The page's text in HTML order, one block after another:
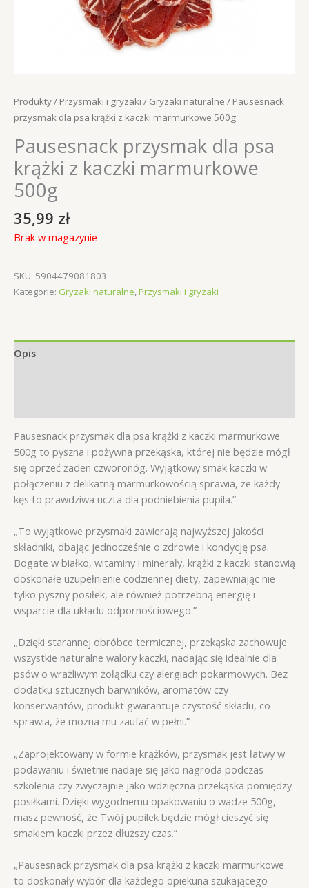
Produkty/ Przysmaki i gryzaki / Gryzaki naturalne / Pausesnack
przysmak dla psa krążki z kaczki marmurkowe 500g
Pausesnack przysmak dla psa
krążki z kaczki marmurkowe
500g
35,99 zł
Brak w magazynie
SKU: 5904479081803
Kategorie: Gryzaki naturalne,Przysmaki i gryzaki
Opis
Pausesnack przysmak dla psa krążki z kaczki marmurkowe
500g to pyszna i pożywna przekąska, której nie będzie mógł
się oprzeć żaden czworonóg. Wyjątkowy smak kaczki w
połączeniu z delikatną marmurkowością sprawia, że każdy
kęs to prawdziwa uczta dla podniebienia pupila.”
„To wyjątkowe przysmaki zawierają najwyższej jakości
składniki, dbając jednocześnie o zdrowie i kondycję psa.
Bogate w białko, witaminy i minerały, krążki z kaczki stanowią
doskonałe uzupełnienie codziennej diety, zapewniając nie
tylko pyszny posiłek, ale również potrzebną energię i
wsparcie dla układu odpornościowego.”
„Dzięki starannej obróbce termicznej, przekąska zachowuje
wszystkie naturalne walory kaczki, nadając się idealnie dla
psów o wrażliwym żołądku czy alergiach pokarmowych. Bez
dodatku sztucznych barwników, aromatów czy
konserwantów, produkt gwarantuje czystość składu, co
sprawia, że można mu zaufać w pełni.”
„Zaprojektowany w formie krążków, przysmak jest łatwy w
podawaniu i świetnie nadaje się jako nagroda podczas
szkolenia czy zwyczajnie jako wdzięczna przekąska pomiędzy
posiłkami. Dzięki wygodnemu opakowaniu o wadze 500g,
masz pewność, że Twój pupilek będzie mógł cieszyć się
smakiem kaczki przez dłuższy czas.”
„Pausesnack przysmak dla psa krążki z kaczki marmurkowe
to doskonały wybór dla każdego opiekuna szukającego